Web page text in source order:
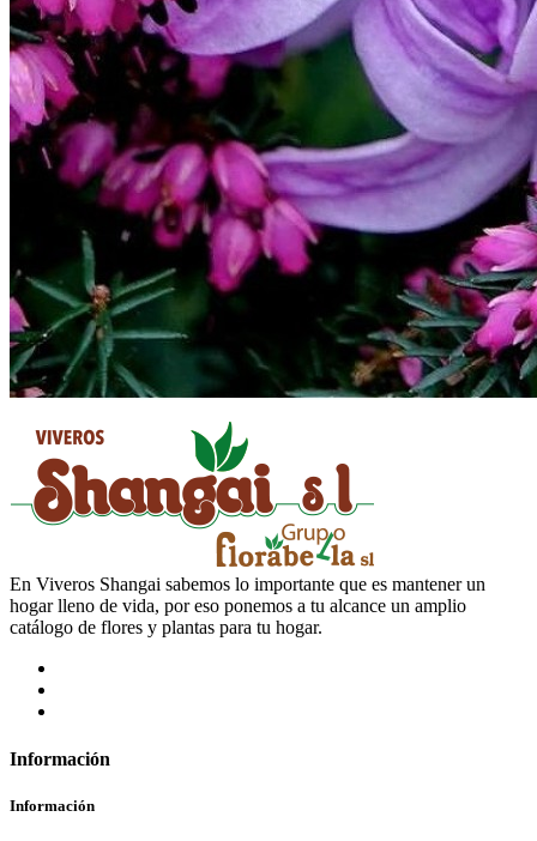
En Viveros Shangai sabemos lo importante que es mantener un
hogar lleno de vida, por eso ponemos a tu alcance un amplio
catálogo de flores y plantas para tu hogar.
Información
Información